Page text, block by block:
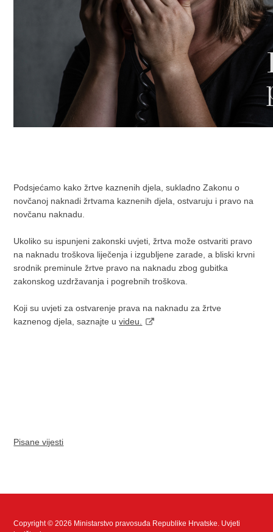
Podsjećamo kako žrtve kaznenih djela, sukladno Zakonu o
novčanoj naknadi žrtvama kaznenih djela, ostvaruju i pravo na
novčanu naknadu.
Ukoliko su ispunjeni zakonski uvjeti, žrtva može ostvariti pravo
na naknadu troškova liječenja i izgubljene zarade, a bliski krvni
srodnik preminule žrtve pravo na naknadu zbog gubitka
zakonskog uzdržavanja i pogrebnih troškova.
Koji su uvjeti za ostvarenje prava na naknadu za žrtve
kaznenog djela, saznajte uvideu.
Pisane vijesti
Copyright © 2026 Ministarstvo pravosuđa Republike Hrvatske. Uvjeti